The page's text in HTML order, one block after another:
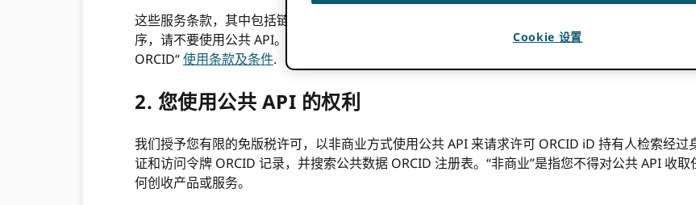
这些服务条款，其中包括链接
，在您和我们之间建立具有约束力的协议。
序，请不要使用公共 API。请注意，这些服务条款仅适用于公共 API 和公共 API 凭证的使用；您
ORCID“使用条款及条件.
2. 您使用公共 API 的权利
我们授予您有限的免版税许可，以非商业方式使用公共 API 来请求许可 ORCID iD 持有人检索经
证和访问令牌 ORCID 记录，并搜索公共数据 ORCID 注册表。“非商业”是指您不得对公共 API 收
何创收产品或服务。
Cookie 设置